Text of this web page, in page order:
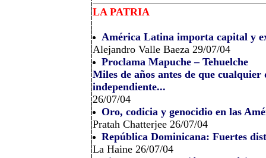
LA PATRIA
América Latina importa capital y
Alejandro Valle Baeza 29/07/04
Proclama Mapuche – Tehuelche
Miles de años antes de que
independiente...
26/07/04
Oro, codicia y genocidio en las
Pratah Chatterjee 26/07/04
República Dominicana: Fuertes
La Haine 26/07/04